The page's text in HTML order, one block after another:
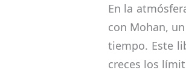
En la
con Mohan,
tiempo. Este
creces los